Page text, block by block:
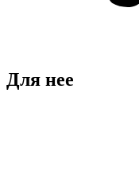
Для нее